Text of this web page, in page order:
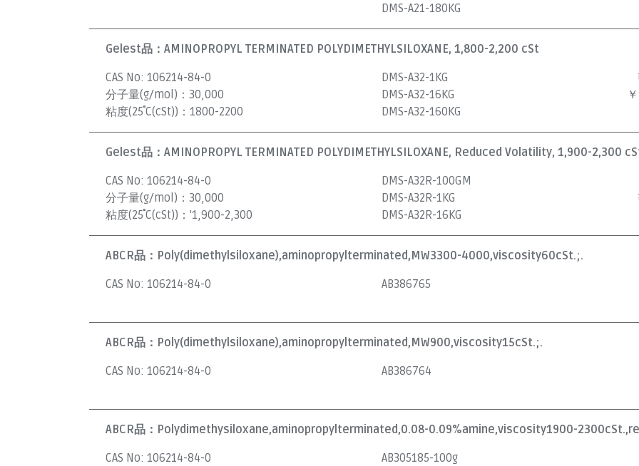
DMS-A21-180KG
Gelest品： AMINOPROPYL TERMINATED POLYDIMETHYLSILOXANE, 1,800-2,200 cSt
CAS No: 106214-84-0
分子量(g/mol)： 30,000
粘度(25˚C(cSt))： 1800-2200
DMS-A32-1KG
DMS-A32-16KG
DMS-A32-160KG
Gelest品： AMINOPROPYL TERMINATED POLYDIMETHYLSILOXANE, Reduced Volatility, 1,900-2,300
CAS No: 106214-84-0
分子量(g/mol)： 30,000
粘度(25˚C(cSt))： '1,900-2,300
DMS-A32R-100GM
DMS-A32R-1KG
DMS-A32R-16KG
ABCR品： Poly(dimethylsiloxane),aminopropylterminated,MW3300-4000,viscosity60cSt.;.
CAS No: 106214-84-0 AB386765
ABCR品： Poly(dimethylsiloxane),aminopropylterminated,MW900,viscosity15cSt.;.
CAS No: 106214-84-0 AB386764
ABCR品： Polydimethysiloxane,aminopropylterminated,0.08-0.09%amine,viscosity1900-
CAS No: 106214-84-0
AB305185-100g